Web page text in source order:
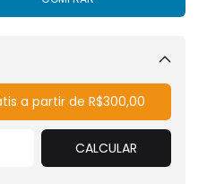
a partir de R$300,00
CALCULAR